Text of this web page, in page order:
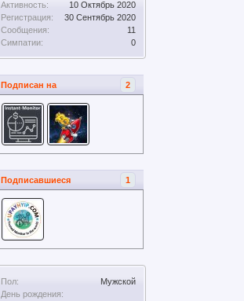
Активность:
10 Октябрь 2020
Регистрация:
30 Сентябрь 2020
Сообщения:
11
Симпатии:
0
Подписан на 2
Подписавшиеся 1
Пол:
Мужской
День рождения: